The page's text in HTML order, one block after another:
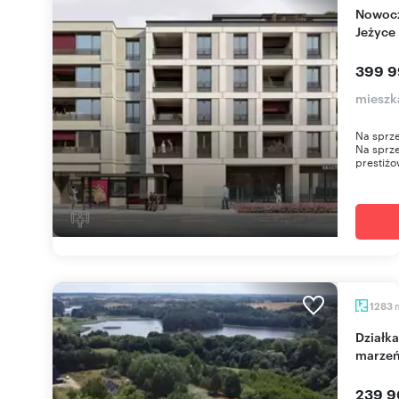
Nowoczesna kawalerka 22 m² w inwestycji Epika
399
Na
Na
1283
Działka 1283 m² w Promnie – idealna pod dom
239